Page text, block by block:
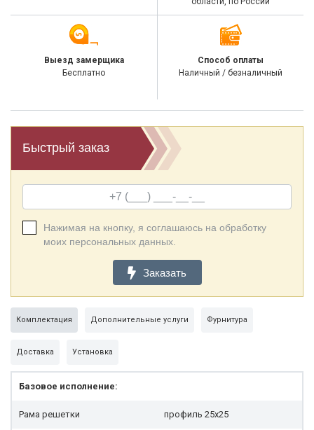
Выезд замерщика
Бесплатно
Способ оплаты
Наличный / безналичный
Быстрый заказ
Нажимая на кнопку, я соглашаюсь на обработку
моих персональных данных.
Заказать
Комплектация Дополнительные услуги Фурнитура
Доставка Установка
Базовое исполнение:
Рама решетки профиль 25x25